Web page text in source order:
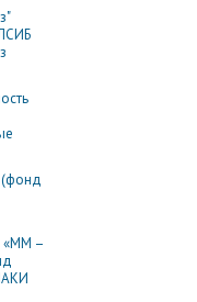
«ММ –